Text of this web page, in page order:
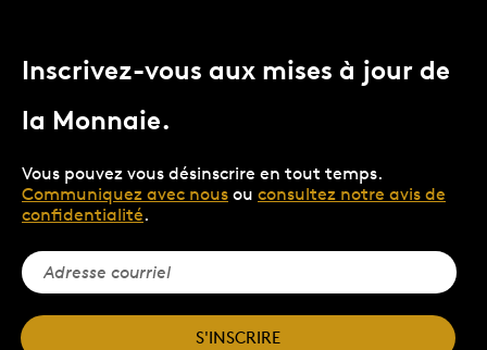
Inscrivez-vous aux mises à jour de
la Monnaie.
Vous pouvez vous désinscrire en tout temps.
Communiquez avec nous ou consultez notre avis de
confidentialité.
S'INSCRIRE